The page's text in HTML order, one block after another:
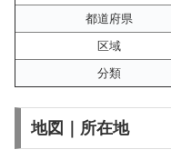
都道府県
区域
分類
地図｜所在地